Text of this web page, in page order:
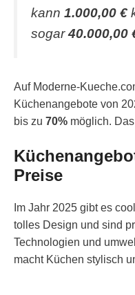
kann 1.000,00 €
sogar40.000,00
Auf Moderne-
Küchenangebote von
bis zu 70% möglich.
Preise
Im Jahr 2025 gibt es
tolles Design und sind
Technologien und
macht Küchen stylisch